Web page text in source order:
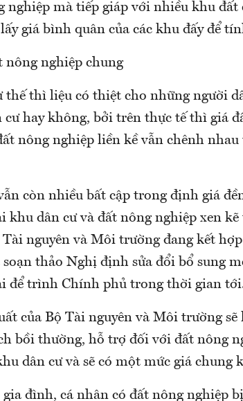
nghiệp mà tiếp giáp với nhiều khu đất
giá bình quân của các khu đấy để
nông nghiệp chung
thế thì liệu có thiệt cho những người
cư hay không, bởi trên thực tế thì giá
nông nghiệp liền kề vẫn chênh
còn nhiều bất cập trong định giá
khu dân cư và đất nông nghiệp xen
nguyên và Môi trường đang kết
soạn thảo Nghị định sửa đổi bổ sung
để trình Chính phủ trong thời gian
của Bộ Tài nguyên và Môi trường sẽ
bồi thường, hỗ trợ đối với đất nông
dân cư và sẽ có một mức giá chung
gia đình, cá nhân có đất nông nghiệp